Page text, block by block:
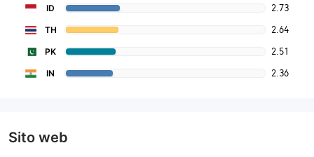
ID 2.73
TH 2.64
PK 2.51
IN 2.36
Sito web